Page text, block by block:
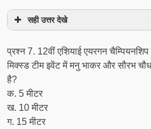
सही उत्तर देखे
प्रश्‍न 7. 12वीं एशियाई एयरगन
मिक्स्ड टीम इवेंट में मनु भाकर और सौरभ
है?
क. 5 मीटर
ख. 10 मीटर
ग. 15 मीटर